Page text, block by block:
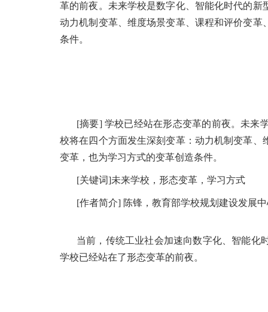
革的前夜。未来学校是数字化、智能化时代的
动力机制变革、维度场景变革、课程和评价变
条件。
[摘要] 学校已经站在形态变革的前夜。未来
校将在四个方面发生深刻变革：动力机制变革
变革，也为学习方式的变革创造条件。
[关键词]未来学校，形态变革，学习方式
[作者简介] 陈锋，教育部学校规划建设发展
当前，传统工业社会加速向数字化、智能化
学校已经站在了形态变革的前夜。